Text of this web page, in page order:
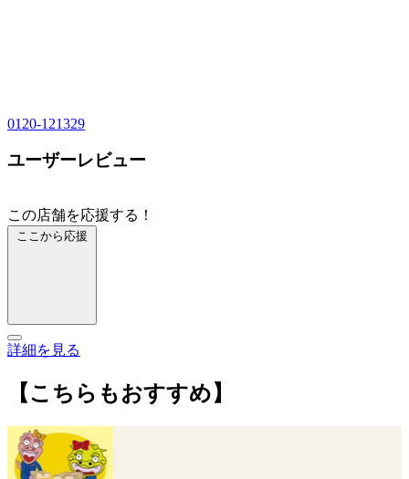
0120-121329
ユーザーレビュー
この店舗を応援する！
ここから応援
詳細を見る
【こちらもおすすめ】